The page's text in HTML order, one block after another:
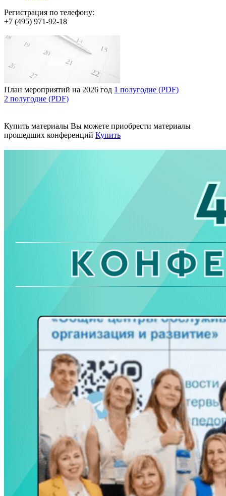
Регистрация по телефону:
+7 (495) 971-92-18
План мероприятий на 2026 год 1 полугодие (PDF)
2 полугодие (PDF)
Купить материалы Вы можете приобрести материалы
прошедших конференций Купить